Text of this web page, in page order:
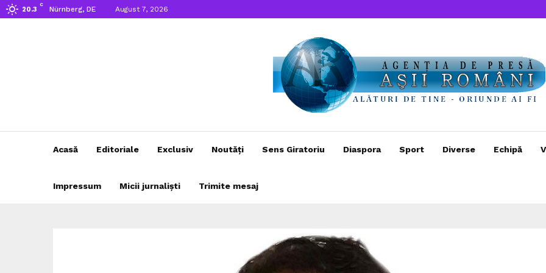
20.3
C
Nürnberg, DE August 7, 2026
Acasă Editoriale Exclusiv Noutăți Sens Giratoriu Diaspora Sport Diverse Echipă
Impressum Micii jurnaliști Trimite mesaj